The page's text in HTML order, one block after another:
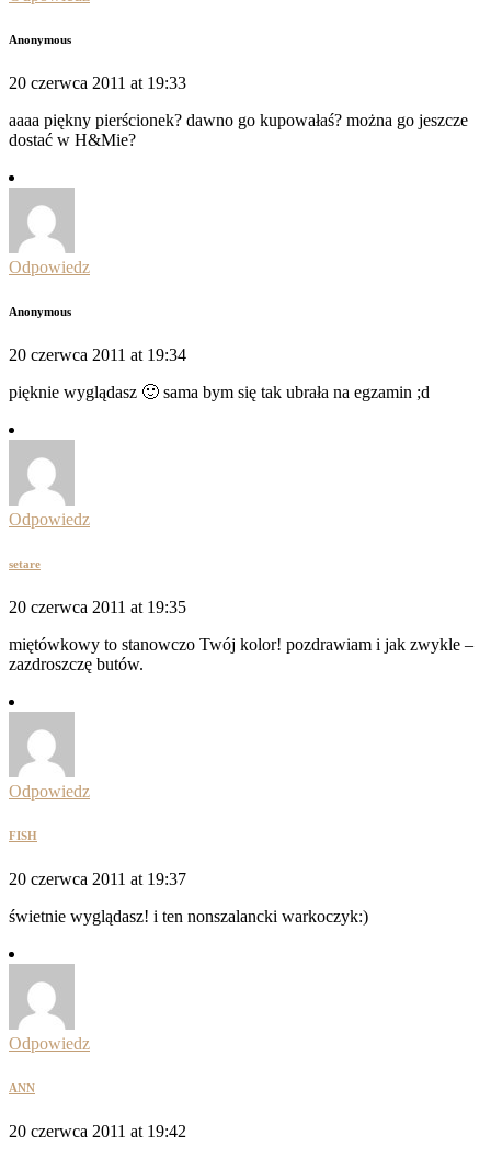
Anonymous
20 czerwca 2011 at 19:33
aaaa piękny pierścionek? dawno go kupowałaś? można go jeszcze
dostać w H&Mie?
Odpowiedz
Anonymous
20 czerwca 2011 at 19:34
pięknie wyglądasz 🙂 sama bym się tak ubrała na egzamin ;d
Odpowiedz
setare
20 czerwca 2011 at 19:35
miętówkowy to stanowczo Twój kolor! pozdrawiam i jak zwykle –
zazdroszczę butów.
Odpowiedz
FISH
20 czerwca 2011 at 19:37
świetnie wyglądasz! i ten nonszalancki warkoczyk:)
Odpowiedz
ANN
20 czerwca 2011 at 19:42